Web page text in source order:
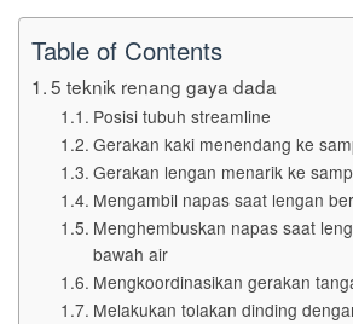
Table of Contents
5 teknik renang gaya dada
Posisi tubuh streamline
Gerakan kaki menendang ke
Gerakan lengan menarik ke
Mengambil napas saat lengan
Menghembuskan napas saat
bawah air
Mengkoordinasikan gerakan
Melakukan tolakan dinding